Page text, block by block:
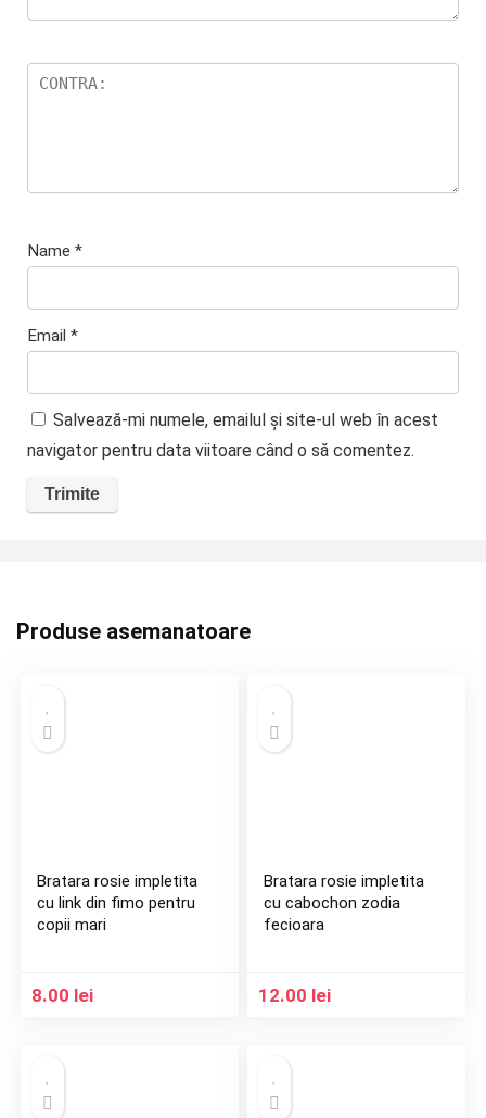
Name *
Email *
Salvează-mi numele, emailul și site-ul web în acest
navigator pentru data viitoare când o să comentez.
Produse asemanatoare
Bratara rosie impletita
cu link din fimo pentru
copii mari
8.00 lei
Bratara rosie impletita
cu cabochon zodia
fecioara
12.00 lei